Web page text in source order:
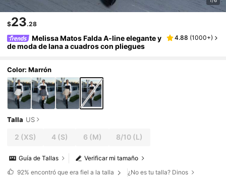
$23.28
Melissa Matos Falda A-line elegante y
de moda de lana a cuadros con pliegues
4.88 (1000+)
Color: Marrón
Talla US
2 (XS) 4(S) 6 (M) 8/10 (L)
Verificar mi tamaño
Guía de Tallas
92% encontró que era fiel a la talla ¿No es tu talla? Dinos